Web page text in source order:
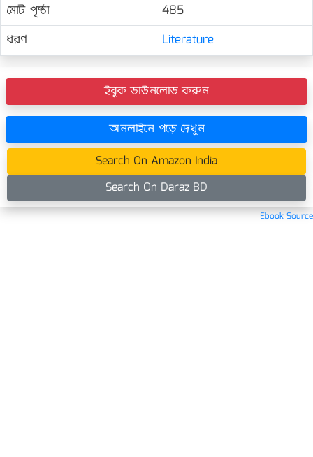
মোট পৃষ্ঠা
485
ধরণ
Literature
ইবুক ডাউনলোড করুন
অনলাইনে পড়ে দেখুন
Search On Amazon India
Search On Daraz BD
Ebook Source